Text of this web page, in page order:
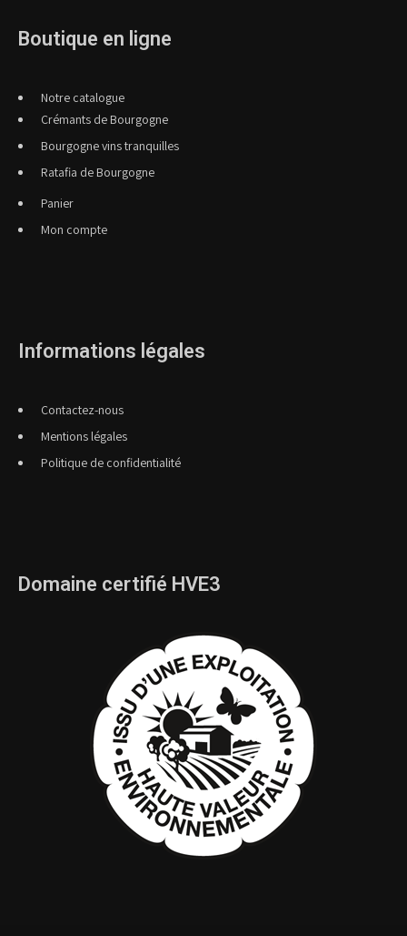
Boutique en ligne
Notre catalogue
Crémants de Bourgogne
Bourgogne vins tranquilles
Ratafia de Bourgogne
Panier
Mon compte
Informations légales
Contactez-nous
Mentions légales
Politique de confidentialité
Domaine certifié HVE3